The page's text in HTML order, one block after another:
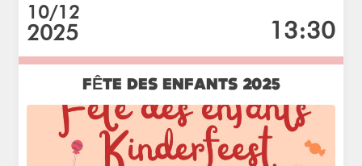
10/12
2025 13:30
FÊTE DES ENFANTS 2025